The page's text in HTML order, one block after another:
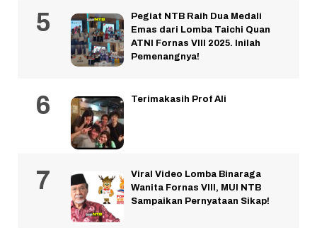
Pegiat NTB Raih Dua Medali
Emas dari Lomba Taichi Quan
ATNI Fornas VIII 2025. Inilah
Pemenangnya!
Terimakasih Prof Ali
Viral Video Lomba Binaraga
Wanita Fornas VIII, MUI NTB
Sampaikan Pernyataan Sikap!